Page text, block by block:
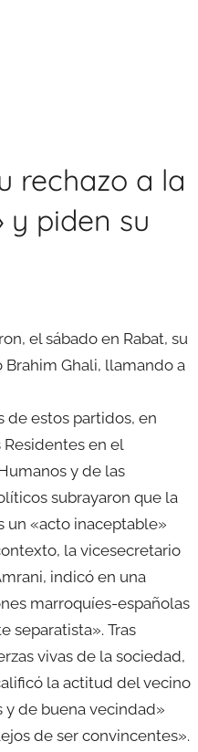
rechazo a la
y piden su
el sábado en Rabat, su
Ghali, llamando a
de estos partidos, en
en el
y de las
subrayaron que la
un «acto inaceptable»
la vicesecretario
indicó en una
marroquíes-españolas
separatista». Tras
vivas de la sociedad,
la actitud del vecino
y de buena vecindad»
de ser convincentes».